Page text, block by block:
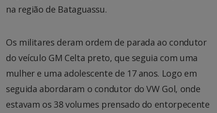
na região de Bataguassu.
Os militares deram ordem de parada ao condutor
do veículo GM Celta preto, que seguia com uma
mulher e uma adolescente de 17 anos. Logo em
seguida abordaram o condutor do VW Gol, onde
estavam os 38 volumes prensado do entorpecente